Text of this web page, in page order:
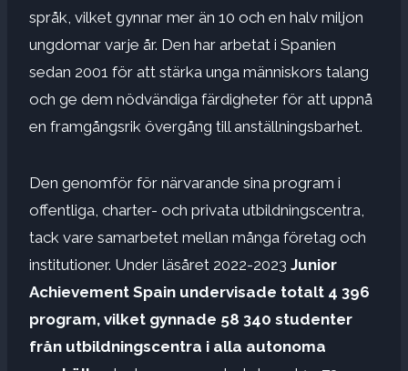
språk, vilket gynnar mer än 10 och en halv miljon
ungdomar varje år. Den har arbetat i Spanien
sedan 2001 för att stärka unga människors talang
och ge dem nödvändiga färdigheter för att uppnå
en framgångsrik övergång till anställningsbarhet.
Den genomför för närvarande sina program i
offentliga, charter- och privata utbildningscentra,
tack vare samarbetet mellan många företag och
institutioner. Under läsåret 2022-2023 Junior
Achievement Spain undervisade totalt 4 396
program, vilket gynnade 58 340 studenter
från utbildningscentra i alla autonoma